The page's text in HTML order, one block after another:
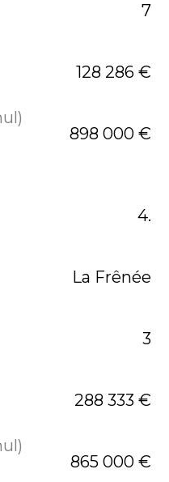
7
128 286 €
898 000 €
4.
La Frênée
3
288 333 €
865 000 €